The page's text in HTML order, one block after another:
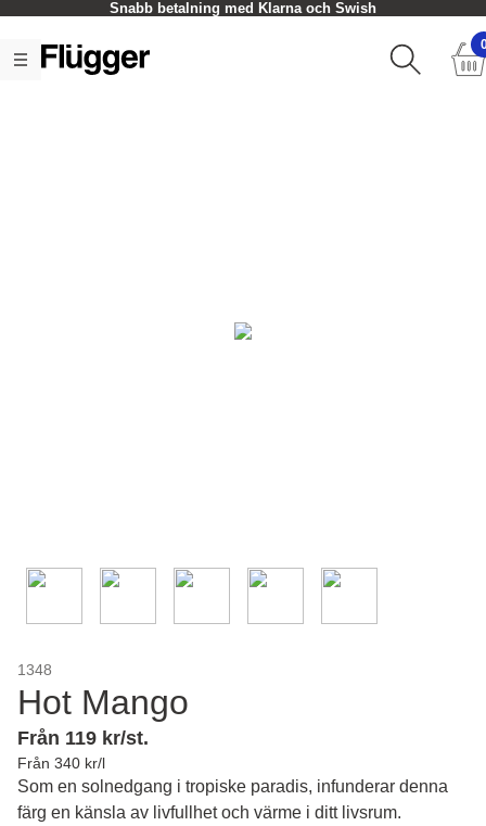
Snabb betalning med Klarna och Swish
1348
Hot Mango
Från 119 kr/st.
Från 340 kr/l
Som en solnedgang i tropiske paradis, infunderar denna
färg en känsla av livfullhet och värme i ditt livsrum.